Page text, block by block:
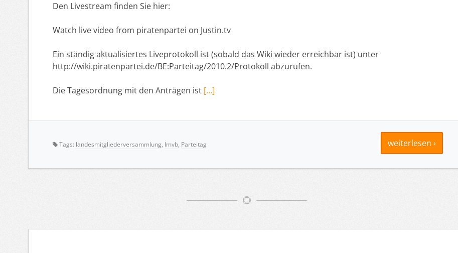
Den Livestream finden Sie hier:
Watch live video from piratenpartei on Justin.tv
Ein ständig aktualisiertes Liveprotokoll ist (sobald das Wiki wieder erreichbar ist) unter
http://wiki.piratenpartei.de/BE:Parteitag/2010.2/Protokoll abzurufen.
Die Tagesordnung mit den Anträgen ist […]
weiterlesen ›
Tags: landesmitgliederversammlung, lmvb, Parteitag